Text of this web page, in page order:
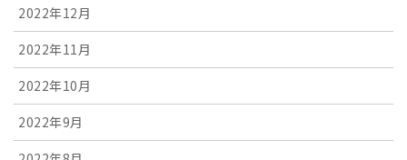
2022年12月
2022年11月
2022年10月
2022年9月